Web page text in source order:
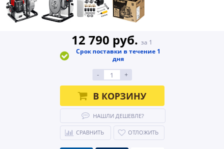
12 790 руб. за 1
Срок поставки в течение 1
дня
-
+
В КОРЗИНУ
НАШЛИ ДЕШЕВЛЕ?
СРАВНИТЬ ОТЛОЖИТЬ